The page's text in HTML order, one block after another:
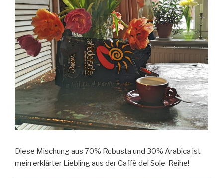
Diese Mischung aus 70% Robusta und 30% Arabica ist
mein erklärter Liebling aus der Caffè del Sole-Reihe!